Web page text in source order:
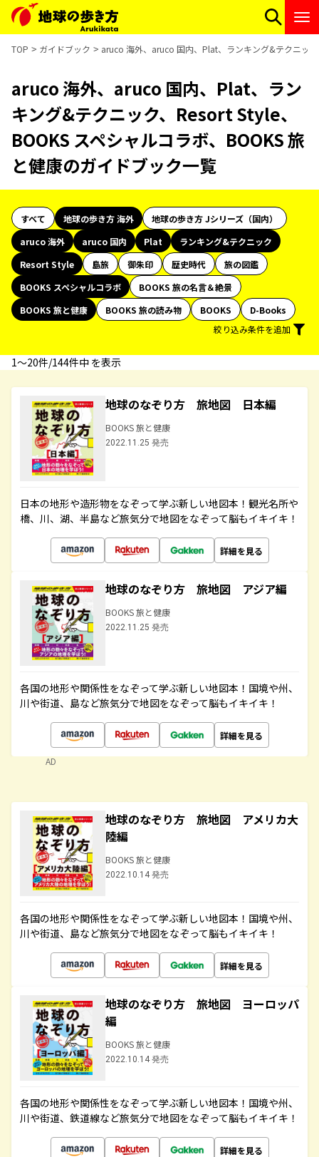
TOP ガイドブック aruco 海外、aruco 国内、Plat、ランキング&テクニッ
aruco 海外、aruco 国内、Plat、ラン
キング&テクニック、Resort Style、
BOOKS スペシャルコラボ、BOOKS 旅
と健康のガイドブック一覧
すべて 地球の歩き方 海外
地球の歩き方 Jシリーズ（国内）
aruco 海外
aruco 国内 Plat
ランキング&テクニック
Resort Style
島旅 御朱印 歴史時代
旅の図鑑
BOOKS スペシャルコラボ
BOOKS 旅の名言＆絶景
BOOKS 旅と健康
BOOKS 旅の読み物 BOOKS
D-Books
絞り込み条件を追加
1〜20件/144件中 を表示
地球のなぞり方 旅地図 日本編
BOOKS 旅と健康
2022.11.25 発売
日本の地形や造形物をなぞって学ぶ新しい地図本！観光名所や
橋、川、湖、半島など旅気分で地図をなぞって脳もイキイキ！
詳細を見る
地球のなぞり方 旅地図 アジア編
BOOKS 旅と健康
2022.11.25 発売
各国の地形や関係性をなぞって学ぶ新しい地図本！国境や州、
川や街道、島など旅気分で地図をなぞって脳もイキイキ！
詳細を見る
AD
地球のなぞり方 旅地図 アメリカ大
陸編
BOOKS 旅と健康
2022.10.14 発売
各国の地形や関係性をなぞって学ぶ新しい地図本！国境や州、
川や街道、島など旅気分で地図をなぞって脳もイキイキ！
詳細を見る
地球のなぞり方 旅地図 ヨーロッパ
編
BOOKS 旅と健康
2022.10.14 発売
各国の地形や関係性をなぞって学ぶ新しい地図本！国境や州、
川や街道、鉄道線など旅気分で地図をなぞって脳もイキイキ！
詳細を見る